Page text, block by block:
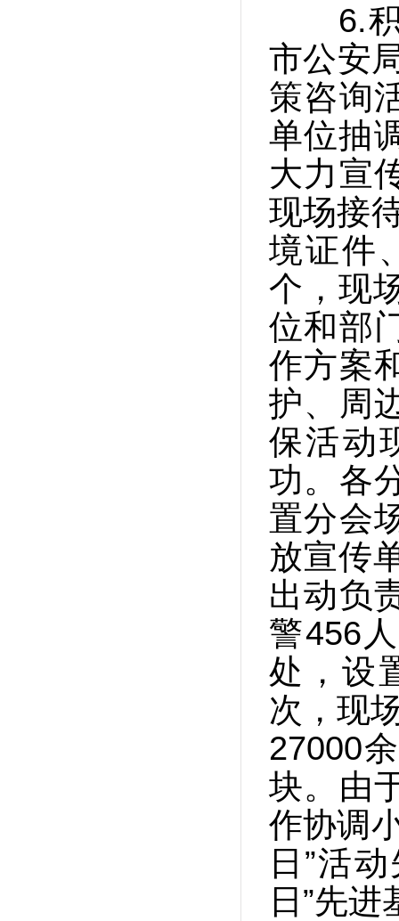
6.积
市公安
策咨询
单位抽
大力宣
现场接
境证件
个，现
位和部
作方案
护、周
保活动
功。各
置分会
放宣传
出动负
警456
处，设
次，现
27000
块。由
作协调
日”活
日”先